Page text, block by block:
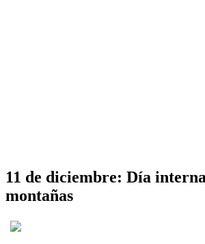
11 de diciembre: Día
montañas